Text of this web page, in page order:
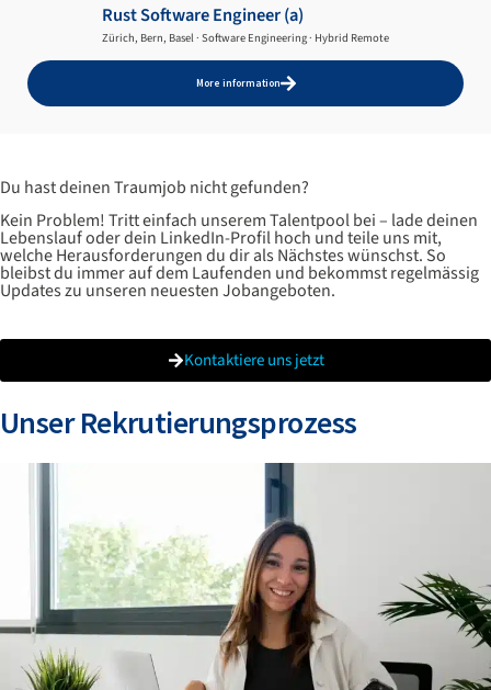
Rust Software Engineer (a)
Zürich, Bern, Basel · Software Engineering · Hybrid Remote
More information
Du hast deinen Traumjob nicht gefunden?
Kein Problem! Tritt einfach unserem Talentpool bei – lade deinen
Lebenslauf oder dein LinkedIn-Profil hoch und teile uns mit,
welche Herausforderungen du dir als Nächstes wünschst. So
bleibst du immer auf dem Laufenden und bekommst regelmässig
Updates zu unseren neuesten Jobangeboten.
Kontaktiere uns jetzt
Unser Rekrutierungsprozess